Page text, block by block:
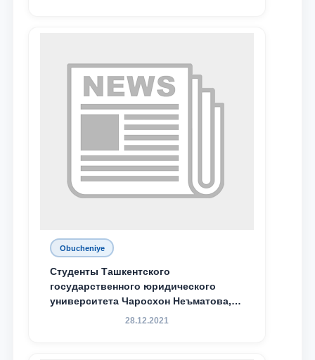
Obucheniye
Студенты Ташкентского
государственного юридического
университета Чаросхон Неъматова,
Севдо Хакимходжаева, Анбарой
28.12.2021